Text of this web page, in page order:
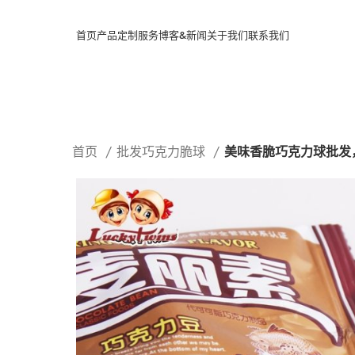
首页产品定制服务博客&新闻关于我们联系我们
首页 批发巧克力脆球 美味香脆巧克力球批